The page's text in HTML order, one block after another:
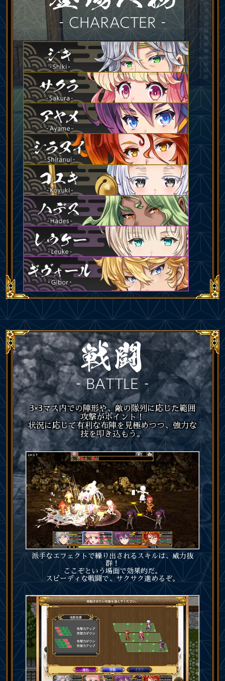
3×3マス内での陣形や、敵の隊列に応じた範囲
攻撃がポイント！
状況に応じて有利な布陣を見極めつつ、強力な
技を叩き込もう。
派手なエフェクトで繰り出されるスキルは、威力抜
群！
ここぞという場面で効果的だ。
スピーディな戦闘で、サクサク進めるぞ。